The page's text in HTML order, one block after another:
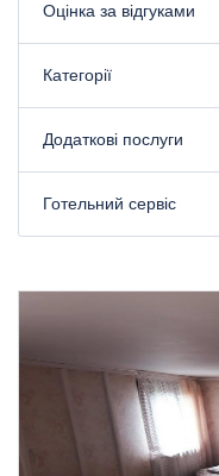
Оцінка за відгуками
Категорії
Додаткові послуги
Готельний сервіс